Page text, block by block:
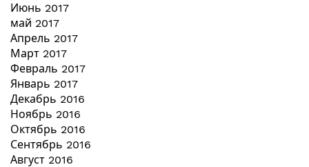
Июнь 2017
май 2017
Апрель 2017
Март 2017
Февраль 2017
Январь 2017
Декабрь 2016
Ноябрь 2016
Октябрь 2016
Сентябрь 2016
Август 2016